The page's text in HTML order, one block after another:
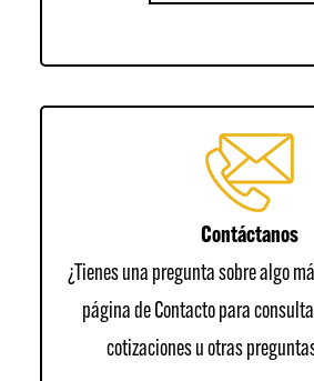
Contáctanos
¿Tienes una pregunta sobre algo
página de Contacto para
cotizaciones u otras